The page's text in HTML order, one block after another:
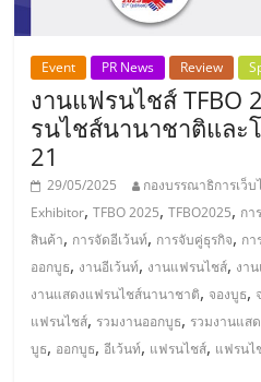
พร้อม
ทำเล
สำหรับ
เปิด
ร้าน
ปรึกษา
ฟรี,
บริการ
พัฒนา
ระบบ
แฟ
รน
ไชส์"
Event PR News Review
งานแฟรนไชส์ TFBO
รนไชส์นานาชาติและ
21
29/05/2025 กองบรรณาธิการเว็
Exhibitor,TFBO 2025,TFBO2025, กา
สินค้า, การจัดอีเว้นท์, การจับคู่ธุรกิจ, กา
ออกบูธ, งานอีเว้นท์, งานแฟรนไชส์, งา
งานแสดงแฟรนไชส์นานาชาติ, จองบูธ,
แฟรนไชส์, รวมงานออกบูธ, รวมงานแส
บูธ, ออกบูธ,อีเว้นท์, แฟรนไชส์, แฟรนไ